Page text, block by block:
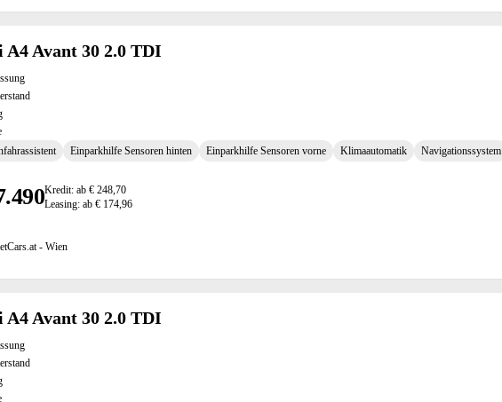
A4 Avant 30 2.0 TDI
Einparkhilfe Sensoren hinten Einparkhilfe Sensoren vorne Klimaautomatik Navigationssystem
Kredit: ab € 248,70
Leasing: ab € 174,96
- Wien
A4 Avant 30 2.0 TDI